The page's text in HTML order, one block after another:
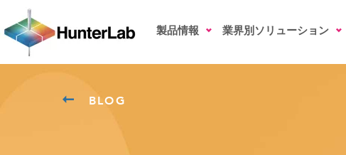
製品情報 業界別ソリューション
BLOG